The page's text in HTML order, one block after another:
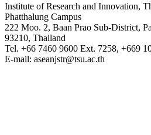
Institute of Research and Innovation,
Phatthalung Campus
222 Moo. 2, Baan Prao Sub-District,
93210, Thailand
Tel. +66 7460 9600 Ext. 7258, +669
E-mail: aseanjstr@tsu.ac.th